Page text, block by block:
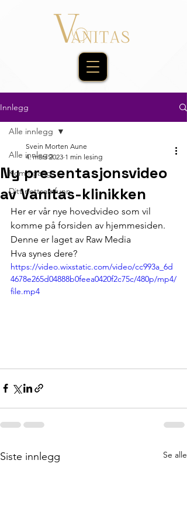
Innlegg
Alle innlegg
Kom i gang
Ditt nettsamfunn
Alle innlegg
Ny presentasjonsvideo
av Vanitas-klinikken
Svein Morten Aune
4. mars 2023 1 min lesing
Her er vår nye hovedvideo som vil
komme på forsiden av hjemmesiden.
Denne er laget av Raw Media
Hva synes dere?
https://video.wixstatic.com/video/cc993a_6d
4678e265d04888b0feea0420f2c75c/480p/mp4/
file.mp4
Siste innlegg Se alle